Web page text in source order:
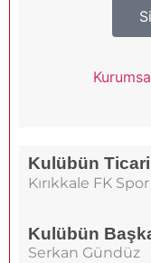
Kulübün Ticari
Kırıkkale FK
Kulübün
Serkan Gündüz